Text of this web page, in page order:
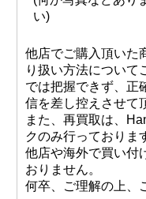
い)
他店でご購入頂いた
り扱い方法について
では把握できず、正
信を差し控えさせて
また、再買取は、
クのみ行っておりま
他店や海外で買い付
おりません。
何卒、ご理解の上、